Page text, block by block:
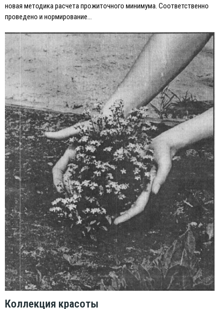
новая методика расчета прожиточного минимума. Соответственно
проведено и нормирование…
Коллекция красоты